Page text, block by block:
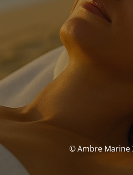
© Ambre Marine